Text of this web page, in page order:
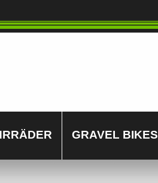
GRAVEL BIKES